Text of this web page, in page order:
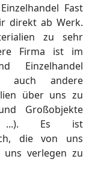
Fast
direkt ab Werk.
zu sehr
Firma ist im
Einzelhandel
auch andere
über uns zu
Großobjekte
...). Es ist
die von uns
verlegen zu